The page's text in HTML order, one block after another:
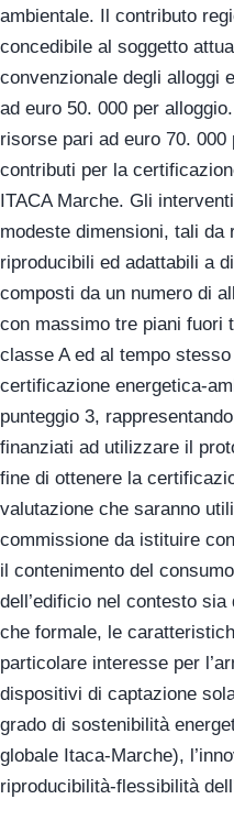
ambientale. Il contributo
concedibile al soggetto
convenzionale degli alloggi
ad euro 50. 000 per
risorse pari ad euro 70.
contributi per la
ITACA Marche. Gli
modeste dimensioni, tali da
riproducibili ed adattabili a
composti da un numero di
con massimo tre piani fuori
classe A ed al tempo
certificazione energetica-
punteggio 3,
finanziati ad utilizzare il
fine di ottenere la
valutazione che saranno
commissione da istituire
il contenimento del
dell’edificio nel contesto
che formale, le
particolare interesse per
dispositivi di captazione
grado di sostenibilità
globale Itaca-Marche),
riproducibilità-flessibilità